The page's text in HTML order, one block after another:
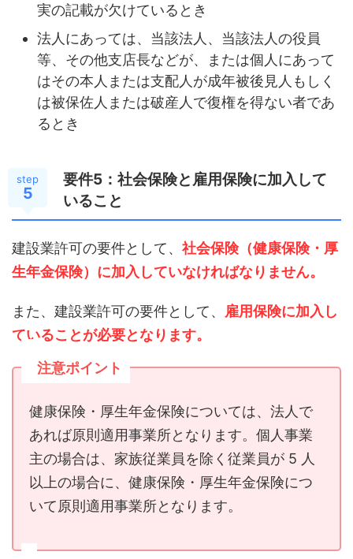
実の記載が欠けているとき
法人にあっては、当該法人、当該法人の役員
等、その他支店長などが、または個人にあって
はその本人または支配人が成年被後見人もしく
は被保佐人または破産人で復権を得ない者であ
るとき
step
5
要件5：社会保険と雇用保険に加入して
いること
建設業許可の要件として、 社会保険（健康保険・厚
生年金保険）に加入していなければなりません。
また、建設業許可の要件として、 雇用保険に加入し
ていることが必要となります。
注意ポイント
健康保険・厚生年金保険については、法人で
あれば原則適用事業所となります。個人事業
主の場合は、家族従業員を除く従業員が 5 人
以上の場合に、健康保険・厚生年金保険につ
いて原則適用事業所となります。